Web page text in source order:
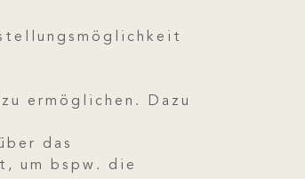
ermöglichen. Dazu
das
um bspw. die